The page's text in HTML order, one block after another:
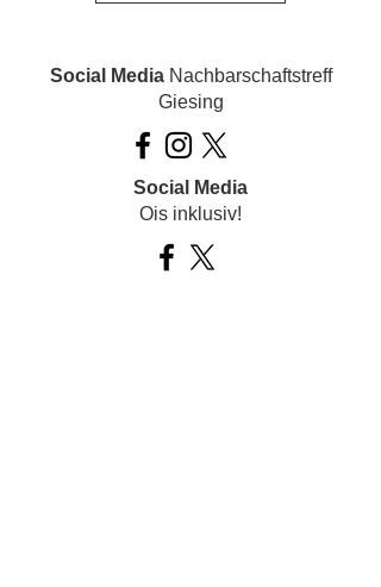
Social MediaNachbarschaftstreff
Giesing
Social Media
Ois inklusiv!